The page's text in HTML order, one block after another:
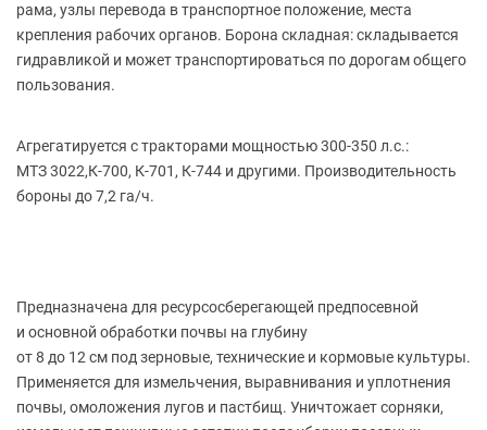
рама, узлы перевода в транспортное положение, места
крепления рабочих органов. Борона складная: складывается
гидравликой и может транспортироваться по дорогам общего
пользования.
Агрегатируется с тракторами мощностью 300-350 л.с.:
МТЗ 3022,К-700, К-701, К-744 и другими. Производительность
бороны до 7,2 га/ч.
Предназначена для ресурсосберегающей предпосевной
и основной обработки почвы на глубину
от 8 до 12 см под зерновые, технические и кормовые культуры.
Применяется для измельчения, выравнивания и уплотнения
почвы, омоложения лугов и пастбищ. Уничтожает сорняки,